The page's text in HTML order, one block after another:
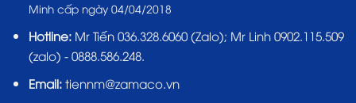
Minh cấp ngày 04/04/2018
Hotline: Mr Tiến 036.328.6060(Zalo); Mr Linh 0902.115.509
(zalo) - 0888.586.248.
Email:tiennm@zamaco.vn